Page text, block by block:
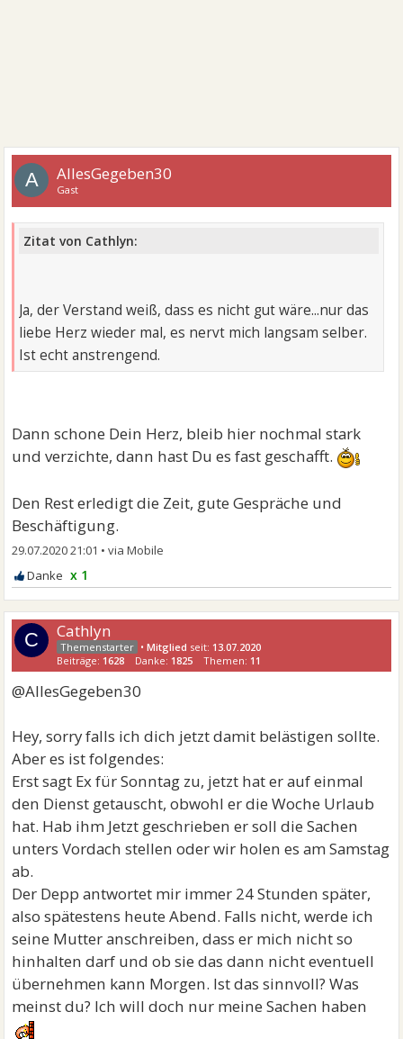
A AllesGegeben30
Gast
Zitat von Cathlyn:
Ja, der Verstand weiß, dass es nicht gut wäre...nur das
liebe Herz wieder mal, es nervt mich langsam selber.
Ist echt anstrengend.
Dann schone Dein Herz, bleib hier nochmal stark
und verzichte, dann hast Du es fast geschafft.
Den Rest erledigt die Zeit, gute Gespräche und
Beschäftigung.
29.07.2020 21:01 •
x 1
C Cathlyn
•Mitglied seit: 13.07.2020
Beiträge: 1628 Danke: 1825 Themen: 11
@AllesGegeben30
Hey, sorry falls ich dich jetzt damit belästigen sollte.
Aber es ist folgendes:
Erst sagt Ex für Sonntag zu, jetzt hat er auf einmal
den Dienst getauscht, obwohl er die Woche Urlaub
hat. Hab ihm Jetzt geschrieben er soll die Sachen
unters Vordach stellen oder wir holen es am Samstag
ab.
Der Depp antwortet mir immer 24 Stunden später,
also spätestens heute Abend. Falls nicht, werde ich
seine Mutter anschreiben, dass er mich nicht so
hinhalten darf und ob sie das dann nicht eventuell
übernehmen kann Morgen. Ist das sinnvoll? Was
meinst du? Ich will doch nur meine Sachen haben